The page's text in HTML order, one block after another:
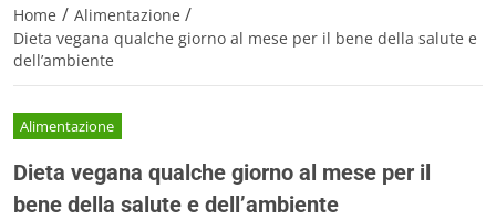
Home / Alimentazione /
Dieta vegana qualche giorno al mese per il bene della salute e
dell’ambiente
Alimentazione
Dieta vegana qualche giorno al mese per il
bene della salute e dell’ambiente